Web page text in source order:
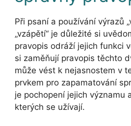
Při psaní a používání výrazů
„vzápětí“ je důležité si
pravopis odráží jejich funkci
si zaměňují pravopis těchto
může vést k nejasnostem v
prvkem pro zapamatování
je pochopení jejich významu
kterých se užívají.